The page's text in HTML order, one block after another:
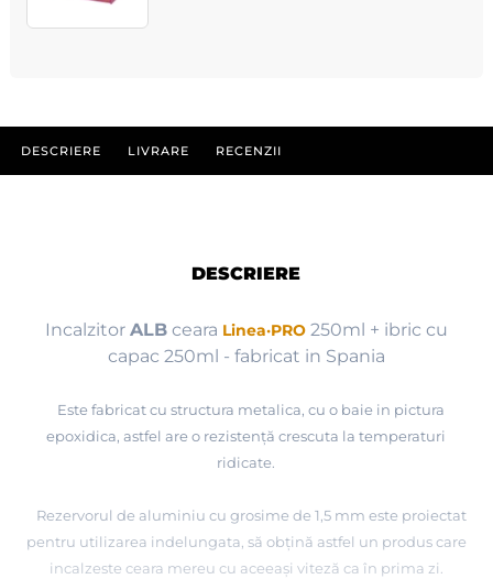
DESCRIERE LIVRARE RECENZII
DESCRIERE
Incalzitor ALBceara Linea·PRO250ml + ibric cu
capac 250ml - fabricat in Spania
Este fabricat cu structura metalica, cu o baie in pictura
epoxidica, astfel are o rezistenţă crescuta la temperaturi
ridicate.
Rezervorul de aluminiu cu grosime de 1,5 mm este proiectat
pentru utilizarea indelungata, să obţină astfel un produs care
incalzeste ceara mereu cu aceeaşi viteză ca în prima zi.